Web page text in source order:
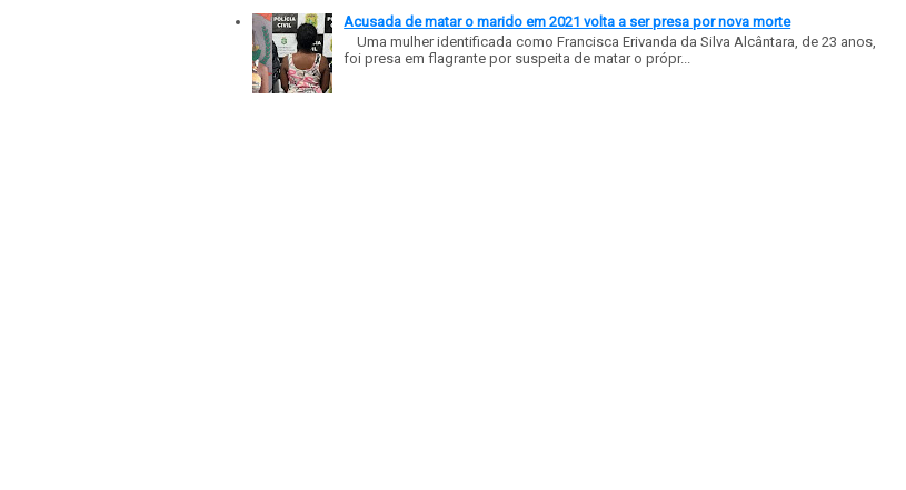
Acusada de matar o marido em 2021 volta a ser presa por nova morte
Uma mulher identificada como Francisca Erivanda da Silva Alcântara, de 23 anos,
foi presa em flagrante por suspeita de matar o própr...